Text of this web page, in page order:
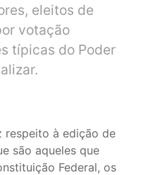
eleitos de
votação
típicas do Poder
respeito à edição de
são aqueles que
Federal, os